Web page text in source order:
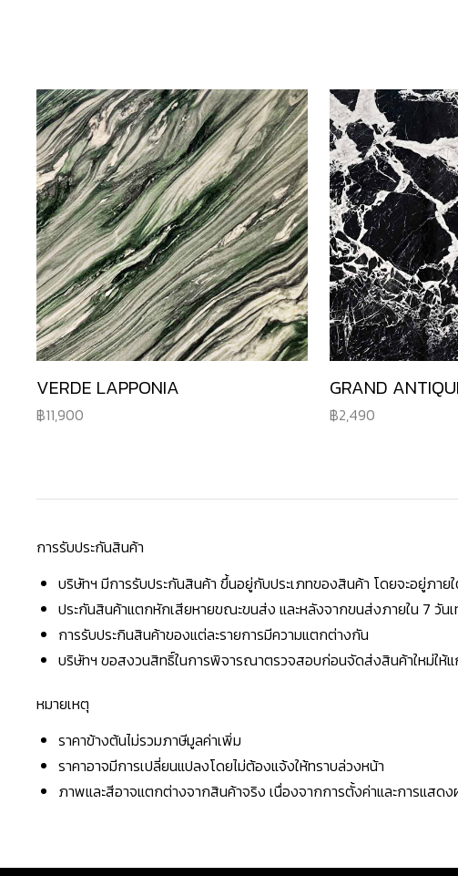
VERDE LAPPONIA
11,900
GRAND
2,490
การรับประกันสินค้า
บริษัทฯ มีการรับประกันสินค้า ขึ้นอยู่กับประเภทของสินค้า โดยจะอยู่ภา
ประกันสินค้าแตกหักเสียหายขณะขนส่ง และหลังจากขนส่งภายใน 7 วันเ
การรับประกินสินค้าของแต่ละรายการมีความแตกต่างกัน
บริษัทฯ ขอสงวนสิทธิ์ในการพิจารณาตรวจสอบก่อนจัดส่งสินค้าใหม่ให้
หมายเหตุ
ราคาข้างต้นไม่รวมภาษีมูลค่าเพิ่ม
ราคาอาจมีการเปลี่ยนแปลงโดยไม่ต้องแจ้งให้ทราบล่วงหน้า
ภาพและสีอาจแตกต่างจากสินค้าจริง เนื่องจากการตั้งค่าและการแสด